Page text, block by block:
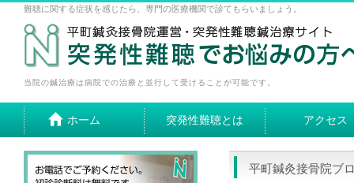
難聴に関する症状を感じたら、専門の医療機関で診てもらいましょう。
当院の鍼治療は病院での治療と並行して受けることが可能です。
ホーム 突発性難聴とは アクセス
平町鍼灸接骨院ブ